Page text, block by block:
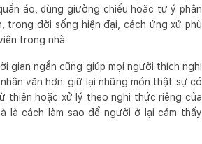
áo, dùng giường chiếu hoặc tự ý phân
trong đời sống hiện đại, cách ứng xử phù
trong nhà.
gian ngắn cũng giúp mọi người thích nghi
văn hơn: giữ lại những món thật sự có
thiện hoặc xử lý theo nghi thức riêng của
là cách làm sao để người ở lại cảm thấy